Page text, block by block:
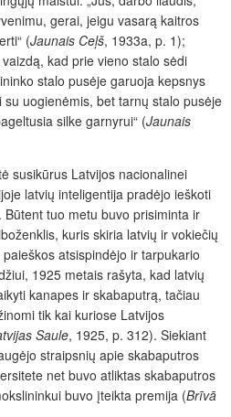
gerai, jeigu vasarą kaitros
(Jaunais Ceļš, 1933a, p. 1);
kad prie vieno stalo sėdi
stalo pusėje garuoja kepsnys
uogienėmis, bet tarnų stalo pusėje
silke garnyrui“ (Jaunais
susikūrus Latvijos nacionalinei
latvių inteligentija pradėjo ieškoti
tuo metu buvo prisiminta ir
kuris skiria latvių ir vokiečių
atsispindėjo ir tarpukario
1925 metais rašyta, kad latvių
kanapes ir skabaputrą, tačiau
tik kai kuriose Latvijos
Saule, 1925, p. 312). Siekiant
straipsnių apie skabaputros
net buvo atliktas skabaputros
buvo įteikta premija (Brīvā